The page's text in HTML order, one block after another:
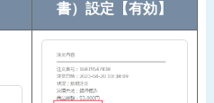
書）設定【有効】